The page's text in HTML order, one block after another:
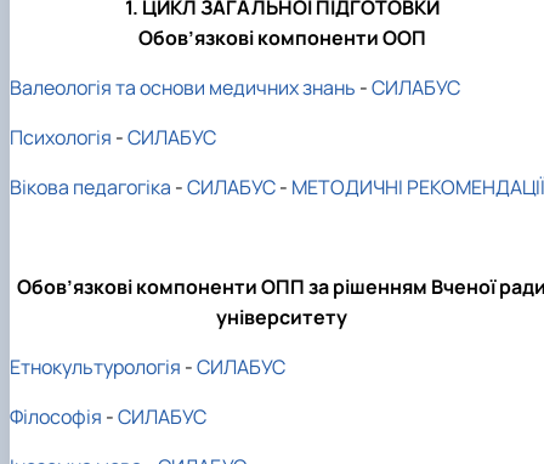
1. ЦИКЛ ЗАГАЛЬНОЇ ПІДГОТОВКИ
Обов’язкові компоненти ООП
Валеологія та основи медичних знань -СИЛАБУС
Психологія -СИЛАБУС
Вікова педагогіка -СИЛАБУС- МЕТОДИЧНІ РЕКОМЕНДАЦІЇ
Обов’язкові компоненти ОПП за рішенням Вченої
університету
Етнокультурологія -СИЛАБУС
Філософія -СИЛАБУС